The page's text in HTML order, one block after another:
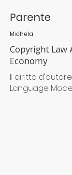
Parente
Michela
Copyright Law
Economy
Il diritto
Language